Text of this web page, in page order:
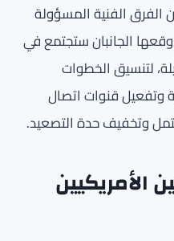
الفرق الفنية المسؤولة
الجانبان ستجتمع في
لتنسيق الخطوات
وتفعيل قنوات اتصال
وتخفيف حدة التصعيد.
الأمريكيين